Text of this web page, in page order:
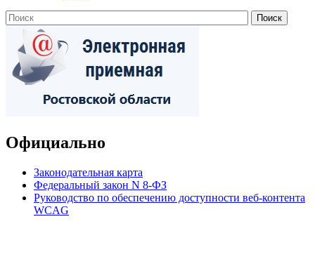
Официально
Законодательная карта
Федеральный закон N 8-ФЗ
Руководство по обеспечению доступности веб-контента
WCAG